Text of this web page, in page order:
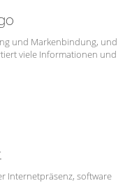
und Markenbindung, und
viele Informationen und
Internetpräsenz, software